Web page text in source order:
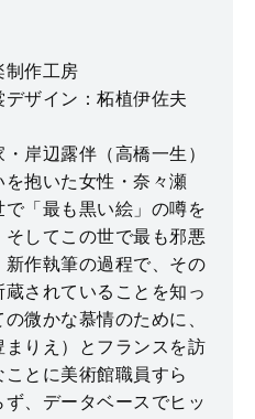
制作工房
ザイン：柘植伊佐夫
岸辺露伴（高橋一生）
抱いた女性・奈々瀬
で「最も黒い絵」の噂を
してこの世で最も邪悪
作執筆の過程で、その
されていることを知っ
微かな慕情のために、
りえ）とフランスを訪
とに美術館職員すら
ず、データベースでヒッ